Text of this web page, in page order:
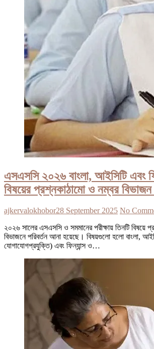
এসএসসি ২০২৬ বাংলা, আইসিটি এবং
বিষয়ের প্রশ্নকাঠামো ও নম্বর বিভাজন
ajkervalokhobor28 September 2025 No
২০২৬ সালের এসএসসি ও সমমানের পরীক্ষায় তিনটি বিষয়ে
বিভাজনে পরিবর্তন আনা হয়েছে। বিষয়গুলো হলো বাংলা,
যোগাযোগপ্রযুক্তি) এবং ফিন্যান্স ও…